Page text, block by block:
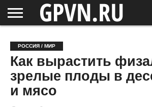
ОБЛАСТЬ
НОВОСТИ
СОСЕДЕЙ
РОССИЯ
/ МИР
СПЕЦПРОЕКТЫ
БЛОГ
СТАТЬИ
ФОТОРЕПОРТАЖИ
ИНТЕРВЬЮ
ОБЪЕКТЫ
ПОДБОРКИ
РОССИЯ / МИР
Как вырастить
зрелые плоды в
и мясо